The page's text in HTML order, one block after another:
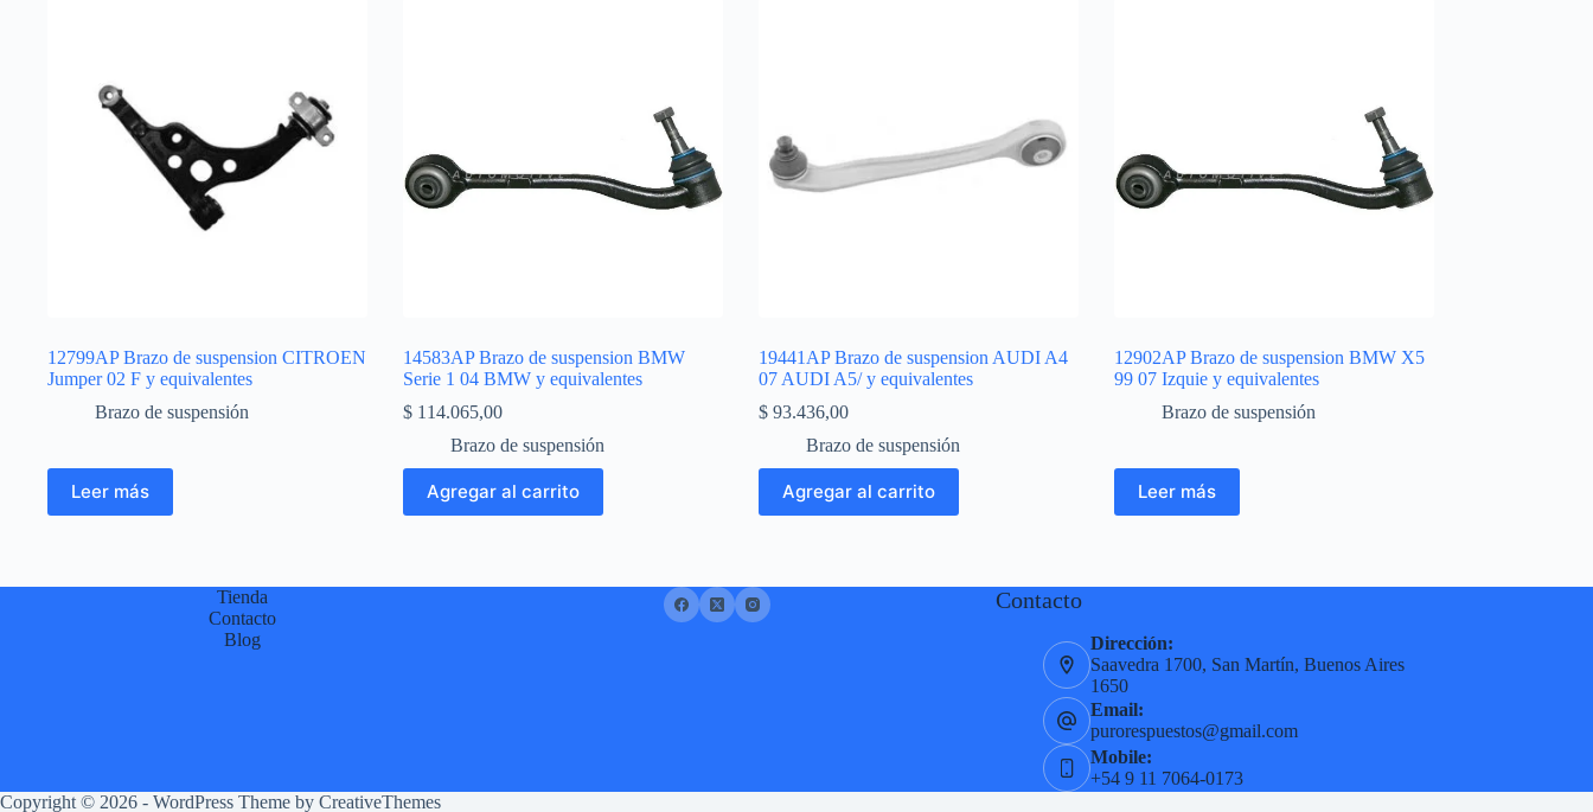
12799AP Brazo de suspension CITROEN
Jumper 02 F y equivalentes
Brazo de suspensión
Leer más
14583AP Brazo de suspension BMW
Serie 1 04 BMW y equivalentes
$114.065,00
Brazo de suspensión
Agregar al carrito
19441AP Brazo de suspension AUDI A4
07 AUDI A5/ y equivalentes
$93.436,00
Brazo de suspensión
Agregar al carrito
12902AP Brazo de suspension BMW X5
99 07 Izquie y equivalentes
Brazo de suspensión
Leer más
Tienda
Contacto
Blog
Contacto
Dirección:
Saavedra 1700, San Martín, Buenos Aires
1650
Email:
purorespuestos@gmail.com
Mobile:
+54 9 11 7064-0173
Copyright © 2026 - WordPress Theme by CreativeThemes